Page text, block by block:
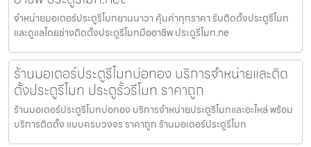
จำหน่ายมอเตอร์ประตูรีโมทยานนาวา คุ้มค่าทุกราคา รับติดตั้งประตูรีโมท
และดูแลโดยช่างติดตั้งประตูรีโมทมืออาชีพ ประตูรีโมท.ne
ร้านมอเตอร์ประตูรีโมทบ่อทอง บริการจำหน่ายและติด
ตั้งประตูรีโมท ประตูรั้วรีโมท ราคาถูก
ร้านมอเตอร์ประตูรีโมทบ่อทอง บริการจำหน่ายประตูรีโมทและอะไหล่ พร้อม
บริการติดตั้ง แบบครบวงจร ราคาถูก ร้านมอเตอร์ประตูรีโมท